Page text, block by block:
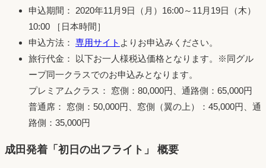
申込期間： 2020年11月9日（月）16:00～11月19日（木）
10:00 ［日本時間］
申込方法： 専用サイト よりお申込みください。
旅行代金： 以下お一人様税込価格となります。※同グル
ープ同一クラスでのお申込みとなります。
プレミアムクラス： 窓側：80,000円、通路側：65,000円
普通席： 窓側：50,000円、窓側（翼の上）：45,000円、通
路側：35,000円
成田発着「初日の出フライト」 概要